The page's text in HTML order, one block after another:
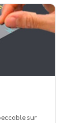
sur